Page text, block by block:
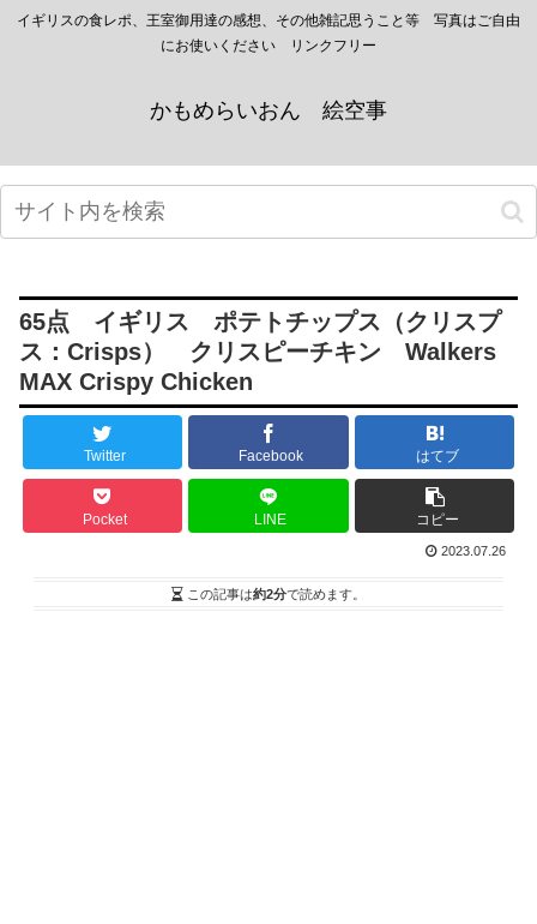
イギリスの食レポ、王室御用達の感想、その他雑記思うこと等 写真はご自由
にお使いください リンクフリー
かもめらいおん 絵空事
65点 イギリス ポテトチップス（クリスプ
ス：Crisps） クリスピーチキン Walkers
MAX Crispy Chicken
Twitter Facebook はてブ
Pocket LINE コピー
2023.07.26
この記事は約2分で読めます。